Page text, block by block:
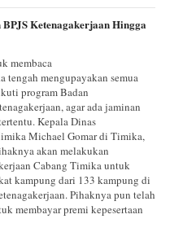
Ketenagakerjaan Hingga
membaca
mengupayakan semua
program Badan
agar ada jaminan
Kepala Dinas
Michael Gomar di Timika,
akan melakukan
Cabang Timika untuk
kampung dari 133 kampung di
Pihaknya pun telah
membayar premi kepesertaan